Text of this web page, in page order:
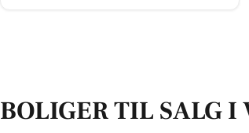
BOLIGER TIL SALG I